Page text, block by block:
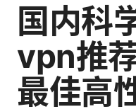
国内科
vpn推
最佳高